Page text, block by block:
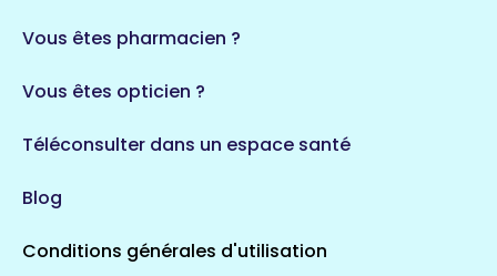
Vous êtes pharmacien ?
Vous êtes opticien ?
Téléconsulter dans un espace santé
Blog
Conditions générales d'utilisation